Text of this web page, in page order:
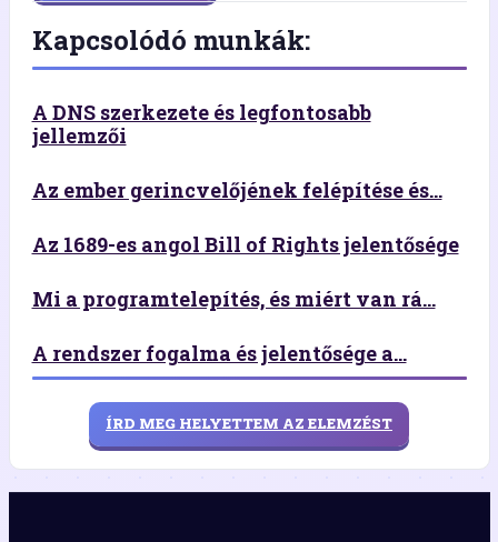
Kapcsolódó munkák:
A DNS szerkezete és legfontosabb
jellemzői
Az ember gerincvelőjének felépítése és...
Az 1689-es angol Bill of Rights jelentősége
Mi a programtelepítés, és miért van rá...
A rendszer fogalma és jelentősége a...
ÍRD MEG HELYETTEM AZ ELEMZÉST